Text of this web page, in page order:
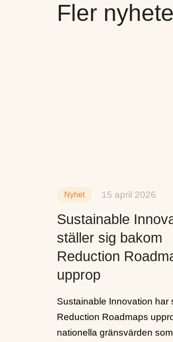
Fler
Nyhet 15 april 2026
Sustainable
ställer sig bakom
Reduction
upprop
Sustainable Innovation har
Reduction Roadmaps
nationella gränsvärden